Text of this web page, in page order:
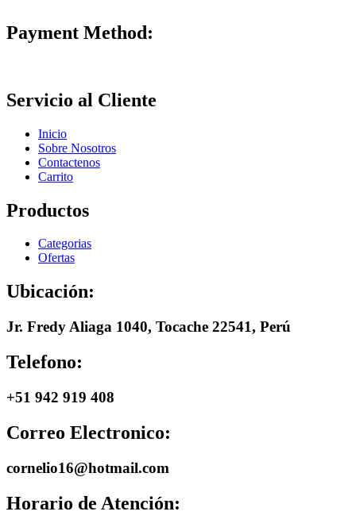
Payment Method:
Servicio al Cliente
Inicio
Sobre Nosotros
Contactenos
Carrito
Productos
Categorias
Ofertas
Ubicación:
Jr. Fredy Aliaga 1040, Tocache 22541, Perú
Telefono:
+51 942 919 408
Correo Electronico:
cornelio16@hotmail.com
Horario de Atención: